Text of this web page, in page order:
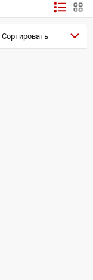
Сортировать